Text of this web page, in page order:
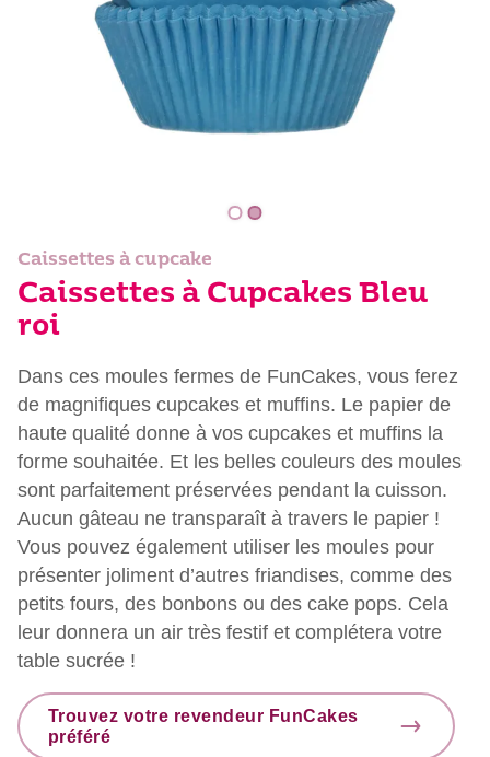
Caissettes à cupcake
Caissettes à Cupcakes Bleu
roi
Dans ces moules fermes de FunCakes, vous ferez
de magnifiques cupcakes et muffins. Le papier de
haute qualité donne à vos cupcakes et muffins la
forme souhaitée. Et les belles couleurs des moules
sont parfaitement préservées pendant la cuisson.
Aucun gâteau ne transparaît à travers le papier !
Vous pouvez également utiliser les moules pour
présenter joliment d’autres friandises, comme des
petits fours, des bonbons ou des cake pops. Cela
leur donnera un air très festif et complétera votre
table sucrée !
Trouvez votre revendeur FunCakes
préféré